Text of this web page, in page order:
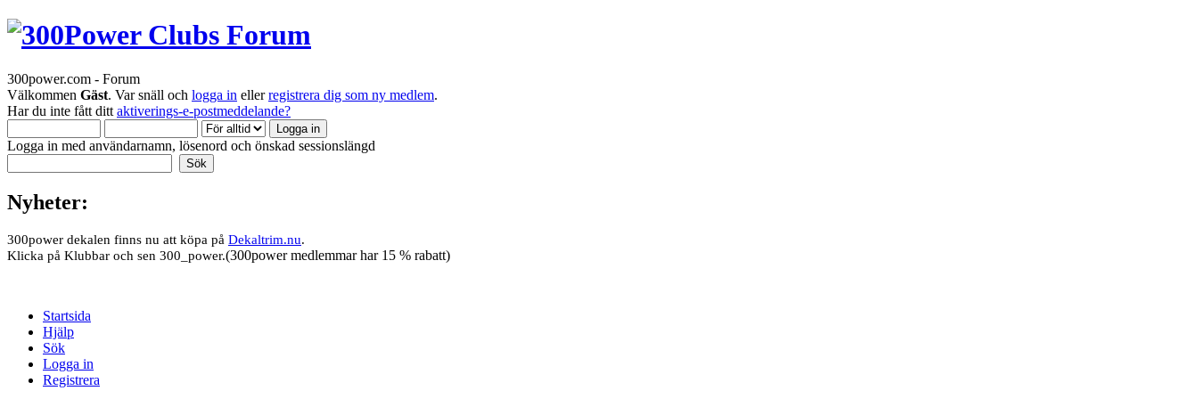
300power.com - Forum
Välkommen Gäst. Var snäll och logga in ellerregistrera dig som ny medlem.
Har du inte fått ditt aktiverings-e-postmeddelande?
Logga in med användarnamn, lösenord och önskad sessionslängd
Nyheter:
300power dekalen finns nu att köpa på Dekaltrim.nu.
Klicka på Klubbar och sen 300_power.(300power medlemmar har 15 % rabatt)
Startsida
Hjälp
Sök
Logga in
Registrera